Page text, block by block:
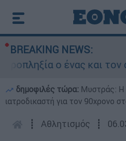
BREAKING NEWS:
ο ένας και τον
δημοφιλές τώρα: Μυστράς: Η
ιατροδικαστή για τον 90χρονο
┋ Αθλητισμός ┋